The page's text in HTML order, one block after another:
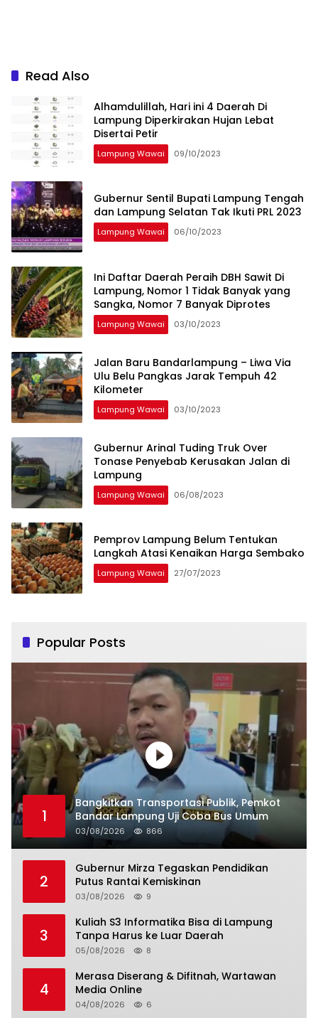
Read Also
Alhamdulillah, Hari ini 4 Daerah Di
Lampung Diperkirakan Hujan Lebat
Disertai Petir
Lampung Wawai 09/10/2023
Gubernur Sentil Bupati Lampung Tengah
dan Lampung Selatan Tak Ikuti PRL 2023
Lampung Wawai 06/10/2023
Ini Daftar Daerah Peraih DBH Sawit Di
Lampung, Nomor 1 Tidak Banyak yang
Sangka, Nomor 7 Banyak Diprotes
Lampung Wawai 03/10/2023
Jalan Baru Bandarlampung – Liwa Via
Ulu Belu Pangkas Jarak Tempuh 42
Kilometer
Lampung Wawai 03/10/2023
Gubernur Arinal Tuding Truk Over
Tonase Penyebab Kerusakan Jalan di
Lampung
Lampung Wawai 06/08/2023
Pemprov Lampung Belum Tentukan
Langkah Atasi Kenaikan Harga Sembako
Lampung Wawai 27/07/2023
Popular Posts
1
Bangkitkan Transportasi Publik, Pemkot
Bandar Lampung Uji Coba Bus Umum
03/08/2026 866
2
Gubernur Mirza Tegaskan Pendidikan
Putus Rantai Kemiskinan
03/08/2026 9
3
Kuliah S3 Informatika Bisa di Lampung
Tanpa Harus ke Luar Daerah
05/08/2026 8
4
Merasa Diserang & Difitnah, Wartawan
Media Online
04/08/2026 6